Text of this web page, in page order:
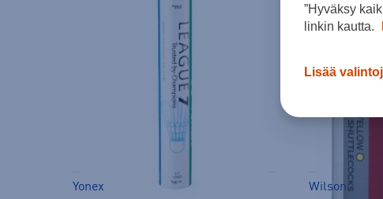
Yonex
Wilson
”Hyväksy
linkin kautta.
Lisää